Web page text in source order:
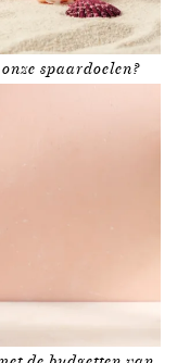
spaardoelen?